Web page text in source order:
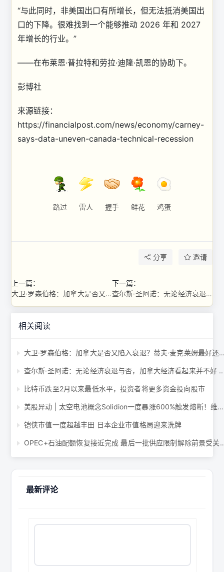
“与此同时，非美国出口有所增长，但无法抵消美国出
口的下降。很难找到一个能够推动 2026 年和 2027
年增长的行业。”
——在布莱恩·普拉特和劳拉·迪隆·凯恩的协助下。
彭博社
来源链接：
https://financialpost.com/news/economy/carney-
says-data-uneven-canada-technical-recession
路过 雷人 握手 鲜花 鸡蛋
分享 邀请
上一篇：
大卫·罗森伯格：加拿大是否又陷入衰退？蒂夫·麦克莱姆最好还是看一下 ...
下一篇：
查尔斯·圣阿诺：无论经济衰退与否，加拿大经济看起来并不好 ...
相关阅读
大卫·罗森伯格：加拿大是否又陷入衰退？
查尔斯·圣阿诺：无论经济衰退与否，加拿大经济看起来并不好
比特币跌至2月以来最低水平，投资者将更多资金投向股市
美股异动 | 太空电池概念Solidion一度暴涨600%触发熔断！维珍银河再度飙涨17% ...
铠侠市值一度超越丰田 日本企业市值格局迎来洗牌
OPEC+石油配额恢复接近完
最新评论